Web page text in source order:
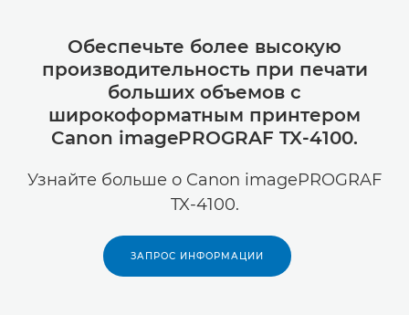
Обеспечьте более высокую
производительность при печати
больших объемов с
широкоформатным принтером
Canon imagePROGRAF TX-4100.
Узнайте больше о Canon imagePROGRAF
TX-4100.
ЗАПРОС ИНФОРМАЦИИ